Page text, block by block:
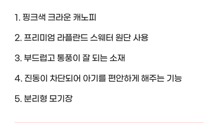
1. 핑크색 크라운 캐노피
2. 프리미엄 라플란드 스웨터 원단 사용
3. 부드럽고 통풍이 잘 되는 소재
4. 진동이 차단되어 아기를 편안하게 해주는 기능
5. 분리형 모기장